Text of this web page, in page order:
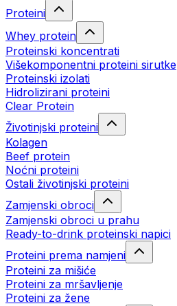
Proteini
Whey protein
Proteinski koncentrati
Višekomponentni proteini sirutke
Proteinski izolati
Hidrolizirani proteini
Clear Protein
Životinjski proteini
Kolagen
Beef protein
Noćni proteini
Ostali životinjski proteini
Zamjenski obroci
Zamjenski obroci u prahu
Ready-to-drink proteinski napici
Proteini prema namjeni
Proteini za mišiće
Proteini za mršavljenje
Proteini za žene